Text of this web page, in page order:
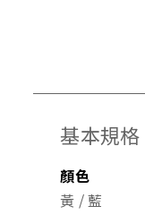
基本規格
顏色
黃 / 藍